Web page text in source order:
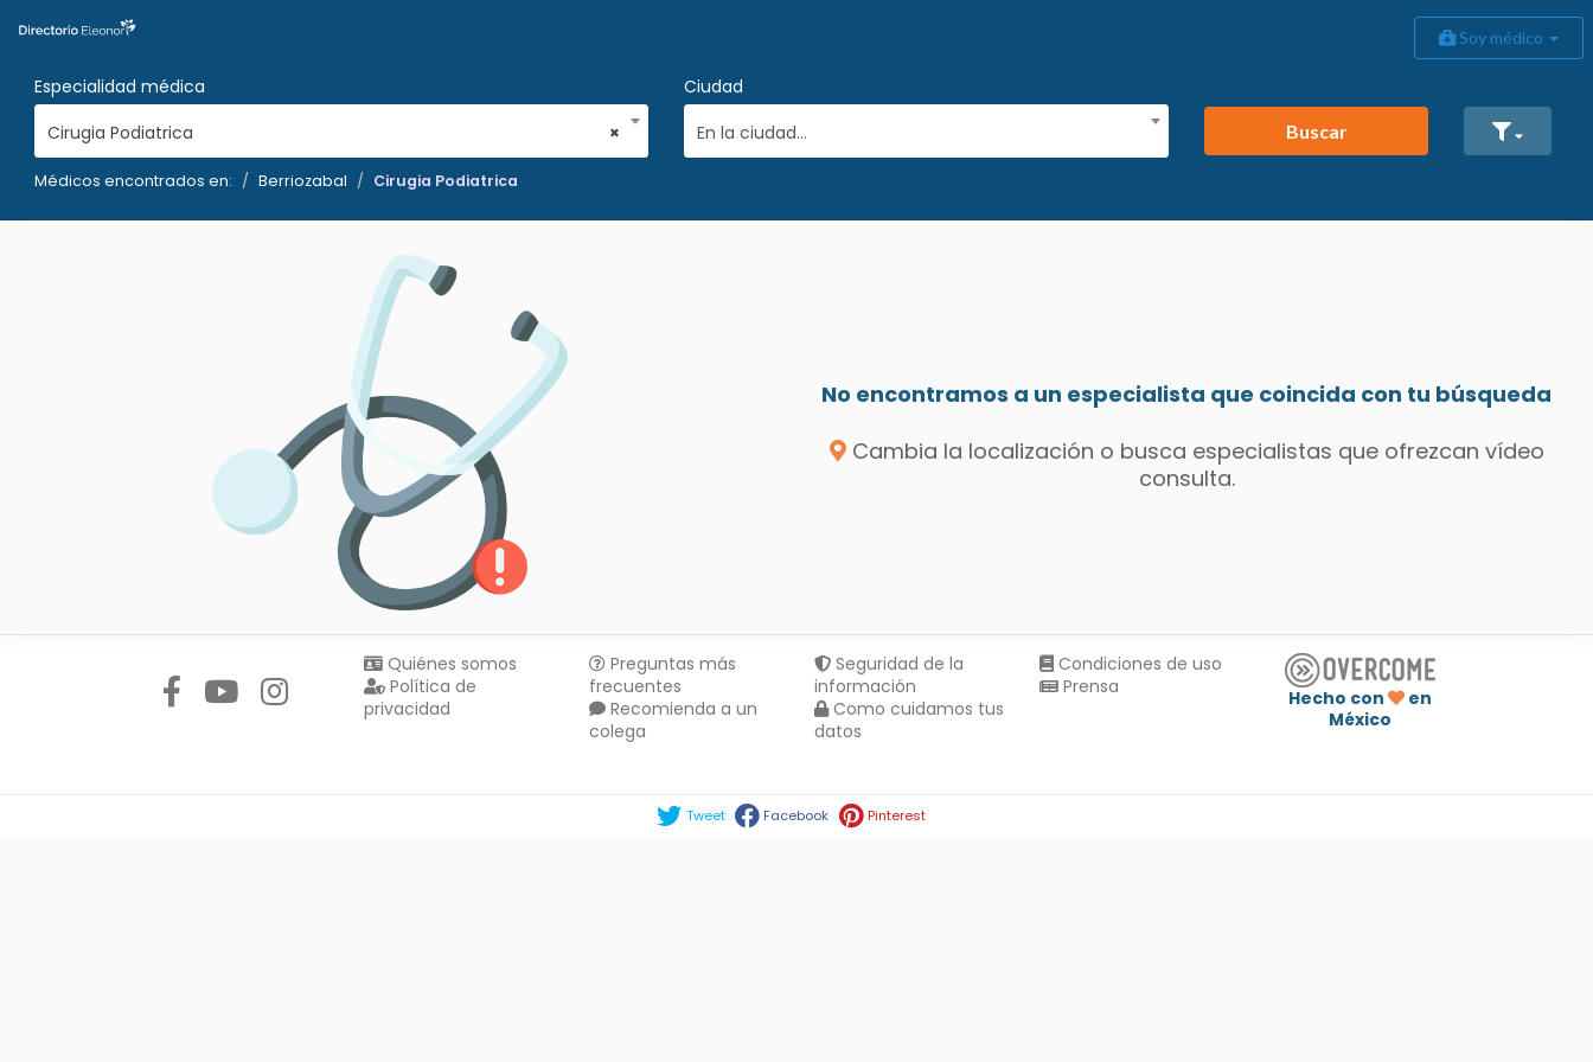
Soy médico
Especialidad médica
×
Cirugia Podiatrica
Ciudad
En la ciudad...
Buscar
Médicos encontrados en: Berriozabal Cirugia Podiatrica
No encontramos a un especialista que coincida con tu búsqueda
Cambia la localización o busca especialistas que ofrezcan vídeo
consulta.
Quiénes somos
Política de
privacidad
Preguntas más
frecuentes
Recomienda a un
colega
Seguridad de la
información
Como cuidamos tus
datos
Condiciones de uso
Prensa
Hecho con
en
México
Tweet Facebook Pinterest